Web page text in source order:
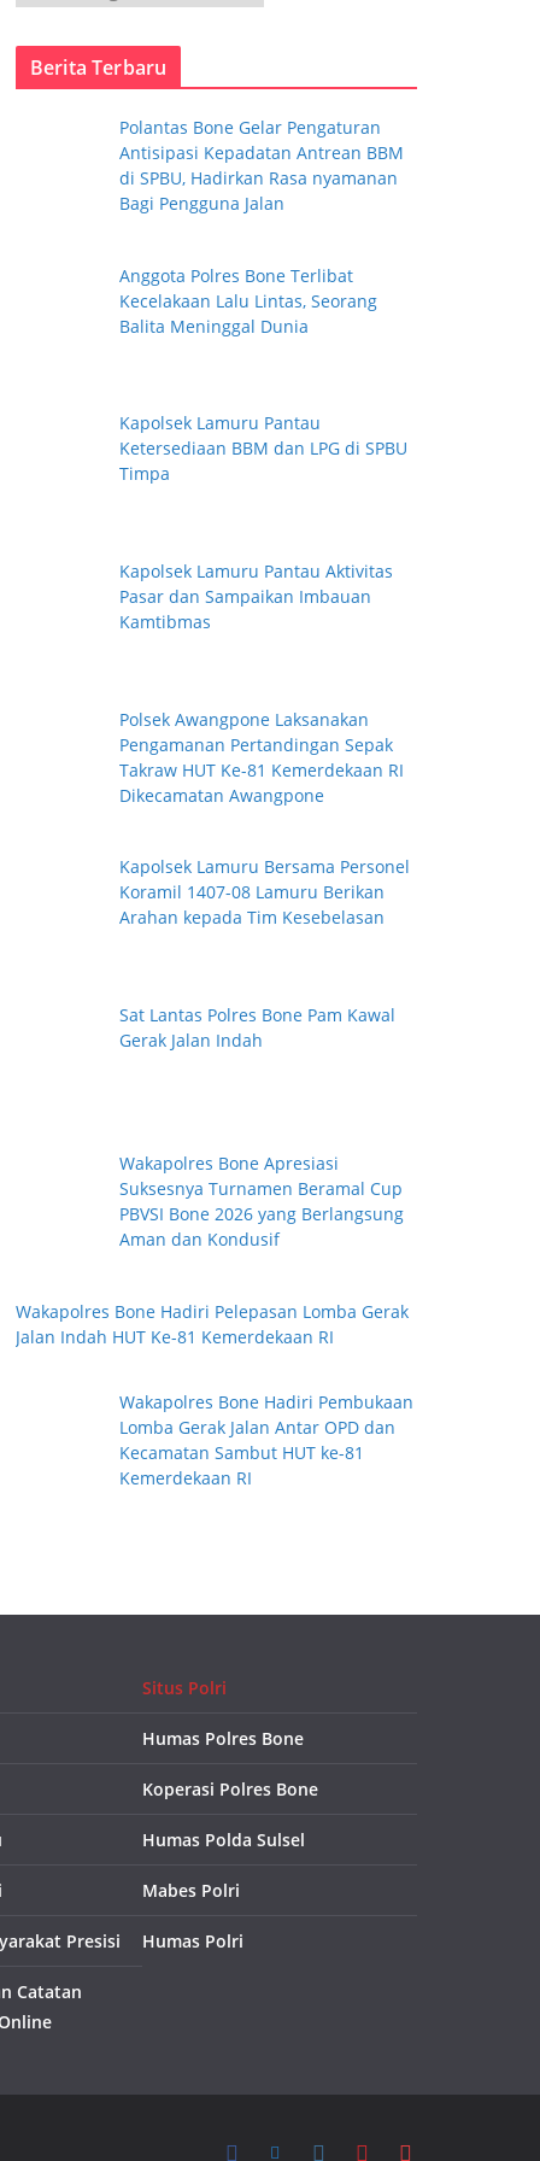
a
t
Berita Terbaru
Polantas Bone Gelar Pengaturan
Antisipasi Kepadatan Antrean BBM
di SPBU, Hadirkan Rasa nyamanan
Bagi Pengguna Jalan
Anggota Polres Bone Terlibat
Kecelakaan Lalu Lintas, Seorang
Balita Meninggal Dunia
Kapolsek Lamuru Pantau
Ketersediaan BBM dan LPG di SPBU
Timpa
Kapolsek Lamuru Pantau Aktivitas
Pasar dan Sampaikan Imbauan
Kamtibmas
Polsek Awangpone Laksanakan
Pengamanan Pertandingan Sepak
Takraw HUT Ke-81 Kemerdekaan RI
Dikecamatan Awangpone
Kapolsek Lamuru Bersama Personel
Koramil 1407-08 Lamuru Berikan
Arahan kepada Tim Kesebelasan
Sat Lantas Polres Bone Pam Kawal
Gerak Jalan Indah
Wakapolres Bone Apresiasi
Suksesnya Turnamen Beramal Cup
PBVSI Bone 2026 yang Berlangsung
Aman dan Kondusif
Wakapolres Bone Hadiri Pelepasan Lomba Gerak
Jalan Indah HUT Ke-81 Kemerdekaan RI
Wakapolres Bone Hadiri Pembukaan
Lomba Gerak Jalan Antar OPD dan
Kecamatan Sambut HUT ke-81
Kemerdekaan RI
Presisi
Catatan
Situs Polri
Humas Polres Bone
Koperasi Polres Bone
Humas Polda Sulsel
Mabes Polri
Humas Polri